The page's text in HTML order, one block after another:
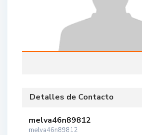
Detalles de Contacto
melva46n89812
melva46n89812